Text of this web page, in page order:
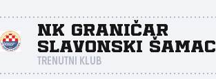
NK Graničar
Slavonski Šamac
TRENUTNI KLUB